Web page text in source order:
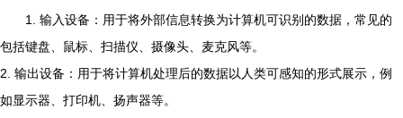
1. 输入设备：用于将外部信息转换为计算机可识别的数据，常见的
包括键盘、鼠标、扫描仪、摄像头、麦克风等。
2. 输出设备：用于将计算机处理后的数据以人类可感知的形式展示，例
如显示器、打印机、扬声器等。